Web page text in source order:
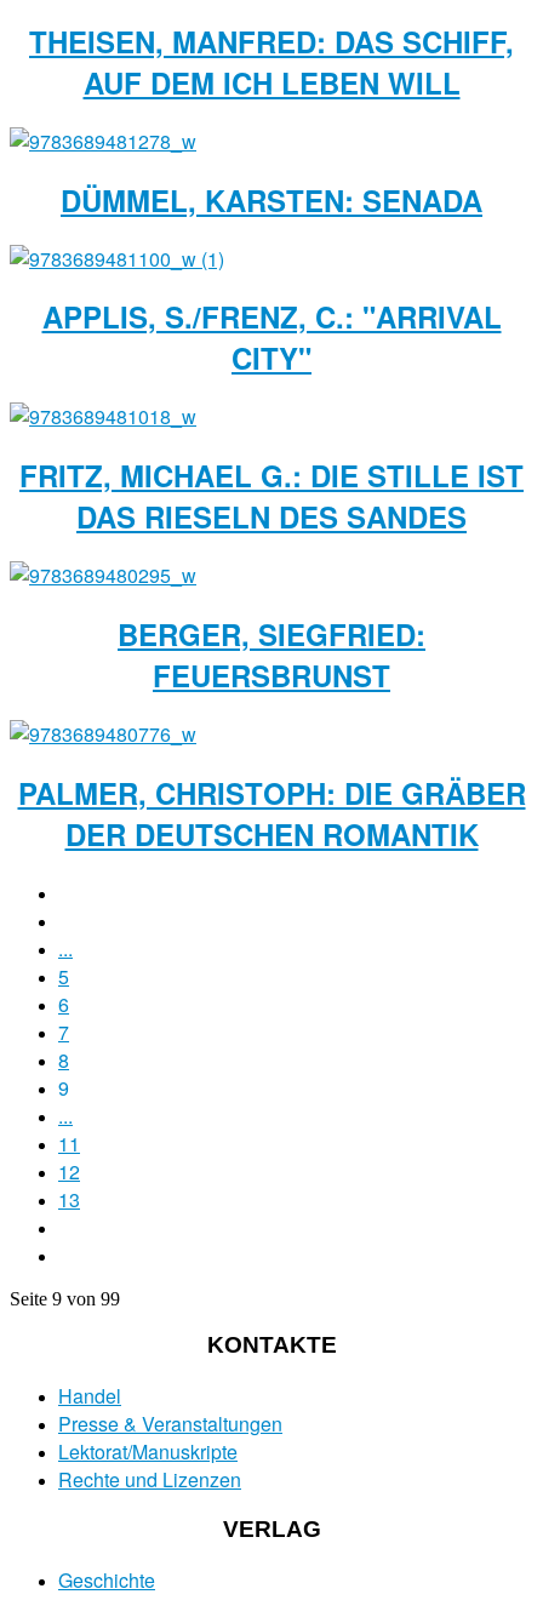
THEISEN, MANFRED: DAS SCHIFF,
AUF DEM ICH LEBEN WILL
DÜMMEL, KARSTEN: SENADA
APPLIS, S./FRENZ, C.: "ARRIVAL
CITY"
FRITZ, MICHAEL G.: DIE STILLE IST
DAS RIESELN DES SANDES
BERGER, SIEGFRIED:
FEUERSBRUNST
PALMER, CHRISTOPH: DIE GRÄBER
DER DEUTSCHEN ROMANTIK
...
5
6
7
8
9
...
11
12
13
Seite 9 von 99
KONTAKTE
Handel
Presse & Veranstaltungen
Lektorat/Manuskripte
Rechte und Lizenzen
VERLAG
Geschichte